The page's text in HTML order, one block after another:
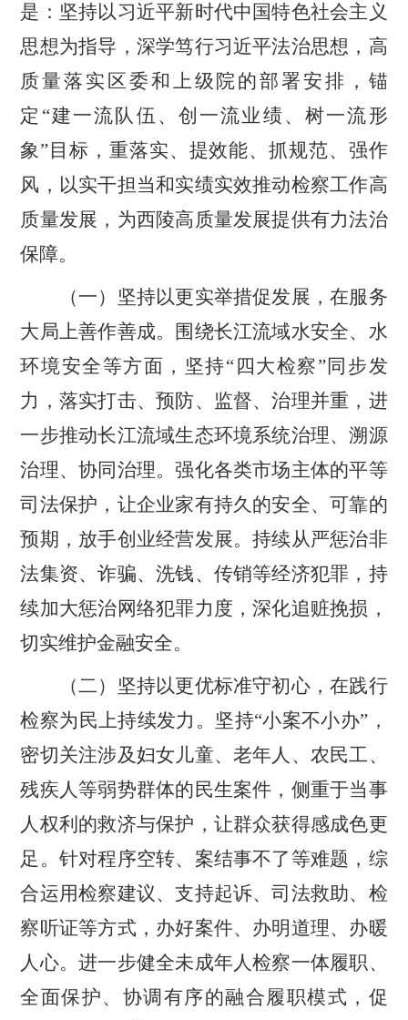
是： 坚持以习近平新时代中国特色社会主义
思想为指导，深学笃行习近平法治思想，高
质量落实区委和上级院的部署安排，锚
定 “建一流队伍、创一流业绩、树一流形
象”目标，重落实、提效能、抓规范、强作
风，以实干担当和实绩实效推动检察工作高
质量发展，为西陵高质量发展提供有力法治
保障。
（一）坚持以更实举措促发展，在服务
大局上善作善成。
围绕长江流域水安全、水
环境安全等方面，坚持“四大检察”同步发
力，落实打击、预防、监督、治理并重，进
一步推动长江流域生态环境系统治理、溯源
治理、协同治理。强化各类市场主体的平等
司法保护，让企业家有持久的安全、可靠的
预期，放手创业经营发展。持续从严惩治非
法集资、诈骗、洗钱、传销等经济犯罪，持
续加大惩治网络犯罪力度，深化追赃挽损，
切实维护金融安全。
（二）坚持以更优标准守初心，在践行
检察为民上持续发力。 坚持“小案不小办” ，
密切关注涉及妇女儿童、老年人、农民工、
残疾人等弱势群体的民生案件，侧重于当事
人权利的救济与保护，让群众获得感成色更
足。针对程序空转、案结事不了等难题，综
合运用检察建议、支持起诉、司法救助、检
察听证等方式，办好案件、办明道理、办暖
人心。进一步健全未成年人检察一体履职、
全面保护、协调有序的融合履职模式，促